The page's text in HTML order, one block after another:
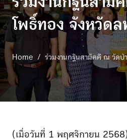
โพธิ์ทอง จังหวัด
Home ร่วมงานกฐินสามัคคี ณ วัดป่
(เมื่อวันที่ 1 พฤศจิกายน 2568) นางสาวพันทิวา หทยา